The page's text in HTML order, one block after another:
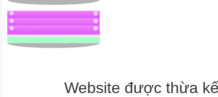
Website được thừa